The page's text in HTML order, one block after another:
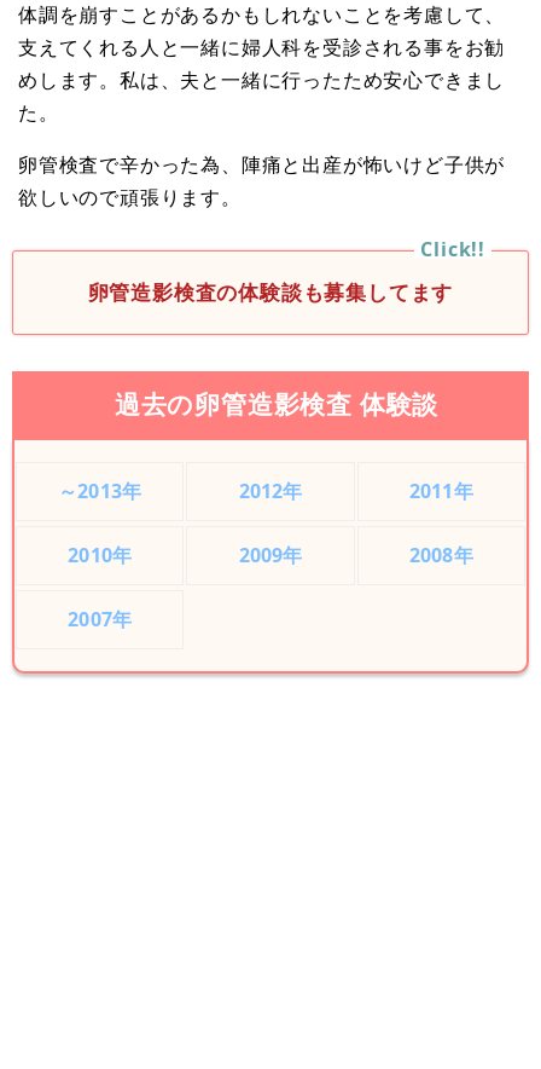
体調を崩すことがあるかもしれないことを考慮して、
支えてくれる人と一緒に婦人科を受診される事をお勧
めします。私は、夫と一緒に行ったため安心できまし
た。
卵管検査で辛かった為、陣痛と出産が怖いけど子供が
欲しいので頑張ります。
卵管造影検査の体験談も募集してます
過去の卵管造影検査 体験談
～2013年 2012年 2011年
2010年 2009年 2008年
2007年